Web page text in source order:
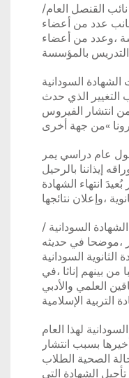
القنصل العام/
عدد من أعضاء
،وعدد من أعضاء
السودانية
التغيير الذي حدث
انتشار الفيروس
عام دراسي يمر
إيذاننا بالرحيل
انتهاء الشهادة
السودانية /
،موضحا في حديثه
السودانية
أبيشي 71طالبا من بينهم إناثا ،في
لهذا العام
بسبب انتشار
الصحية الطلاب
الشهادة التي